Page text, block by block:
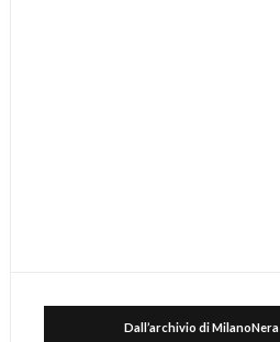
Dall’archivio di MilanoNera